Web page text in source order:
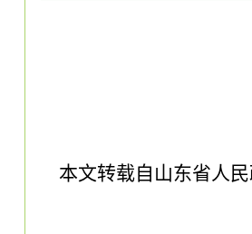
本文转载自山东省人